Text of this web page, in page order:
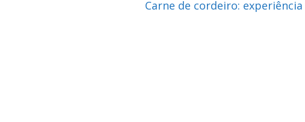
Carne de cordeiro: